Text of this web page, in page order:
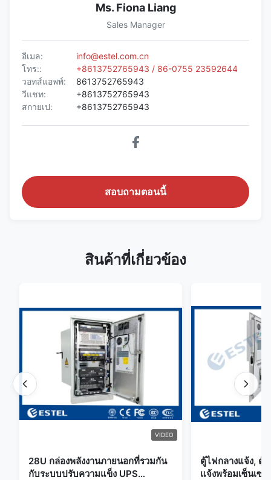
Ms. Fiona Liang
Sales Manager
อีเมล:
info@estel.com.cn
โทร::
+8613752765943 / 86-0755 23592644
วอทส์แอพพ์:
8613752765943
วีแชท:
+8613752765943
สกายเป:
+8613752765943
สอบถามตอนนี้
สินค้าที่เกี่ยวข้อง
VIDEO
28U กล่องพลังงานภายนอกที่รวมกัน
กับระบบปรับความแข็ง UPS
ตู้ไฟกลางแจ้ง, ตู้
แจ้งพร้อมเซ็นเซอ